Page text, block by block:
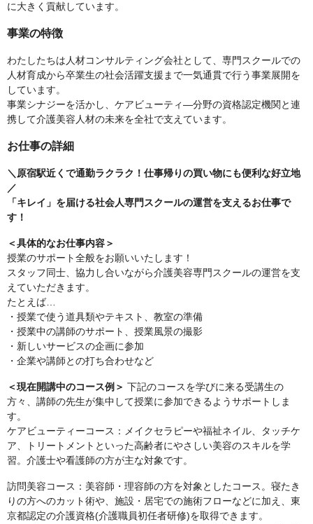
に大きく貢献しています。
事業の特徴
わたしたちは人材コンサルティング会社として、専門スクールでの
人材育成から卒業生の社会活躍支援まで一気通貫で行う事業展開を
しています。
事業シナジーを活かし、ケアビューティ―分野の資格認定機関と連
携して介護美容人材の未来を全社で支えています。
お仕事の詳細
＼原宿駅近くで通勤ラクラク！仕事帰りの買い物にも便利な好立地
／
「キレイ」を届ける社会人専門スクールの運営を支えるお仕事で
す！
＜具体的なお仕事内容＞
授業のサポート全般をお願いいたします！
スタッフ同士、協力し合いながら介護美容専門スクールの運営を支
えていただきます。
たとえば…
・授業で使う道具類やテキスト、教室の準備
・授業中の講師のサポート、授業風景の撮影
・新しいサービスの企画に参加
・企業や講師との打ち合わせなど
＜現在開講中のコース例＞ 下記のコースを学びに来る受講生の
方々、講師の先生が集中して授業に参加できるようサポートしま
す。
ケアビューティーコース：メイクセラピーや福祉ネイル、タッチケ
ア、トリートメントといった高齢者にやさしい美容のスキルを学
習。介護士や看護師の方が主な対象です。
訪問美容コース：美容師・理容師の方を対象としたコース。寝たき
りの方へのカット術や、施設・居宅での施術フローなどに加え、東
京都認定の介護資格(介護職員初任者研修)を取得できます。